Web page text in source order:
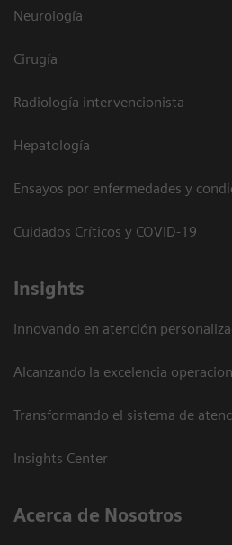
Neurología
Cirugía
Radiología intervencionista
Hepatología
Ensayos por enfermedades y
Cuidados Críticos y COVID-19
Insights
Innovando en atención
Alcanzando la excelencia
Transformando el sistema de
Insights Center
Acerca de Nosotros